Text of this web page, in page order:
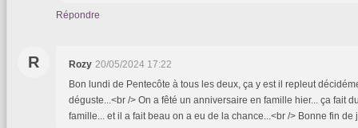
Répondre
R Rozy 20/05/2024 17:22
Bon lundi de Pentecôte à tous les deux, ça y est il repleut
déguste...<br /> On a fêté un anniversaire en famille hier... ça fait
famille... et il a fait beau on a eu de la chance...<br /> Bonne fin de